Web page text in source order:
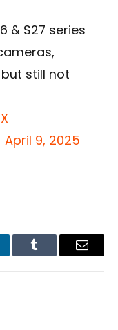
& S27 series
still not
April 9, 2025
Tumblr Email